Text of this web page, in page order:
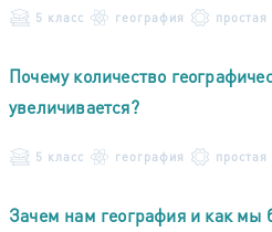
5 класс география простая
Почему количество
увеличивается?
5 класс география простая
Зачем нам география и как мы